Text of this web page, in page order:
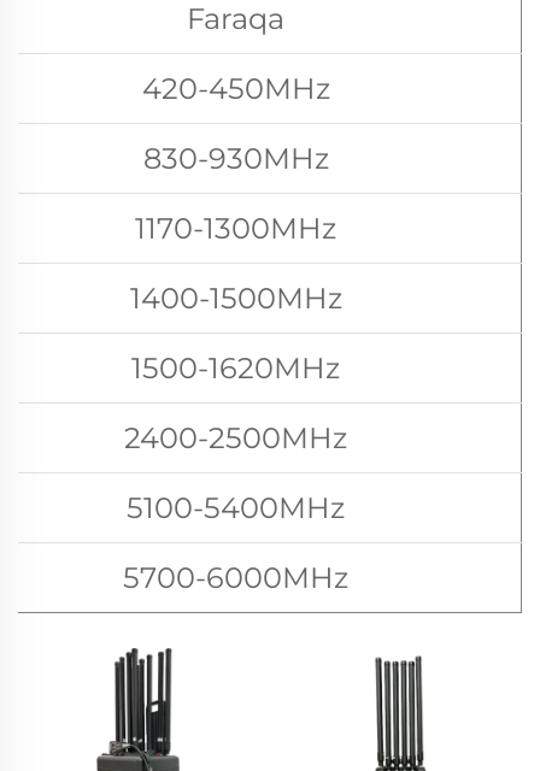
Faraqa
420-450MHz
830-930MHz
1170-1300MHz
1400-1500MHz
1500-1620MHz
2400-2500MHz
5100-5400MHz
5700-6000MHz